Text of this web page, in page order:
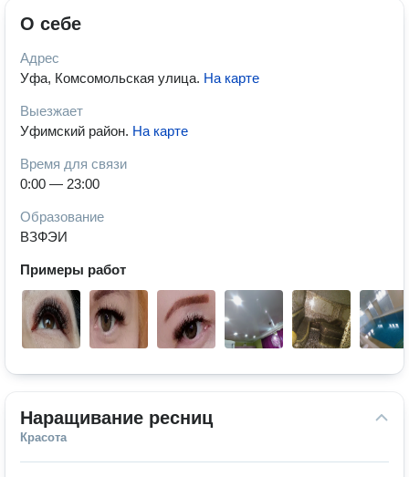
О себе
Адрес
Уфа, Комсомольская улица. На карте
Выезжает
Уфимский район. На карте
Время для связи
0:00 — 23:00
Образование
ВЗФЭИ
Примеры работ
Наращивание ресниц
Красота